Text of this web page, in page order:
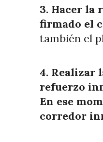
3. Hacer la
firmado el
también el
4. Realizar
refuerzo
En ese
corredor